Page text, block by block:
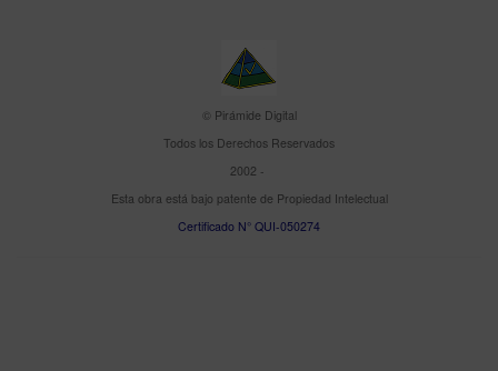
© Pirámide Digital
Todos los Derechos Reservados
2002 -
Esta obra está bajo patente de Propiedad Intelectual
Certificado N° QUI-050274